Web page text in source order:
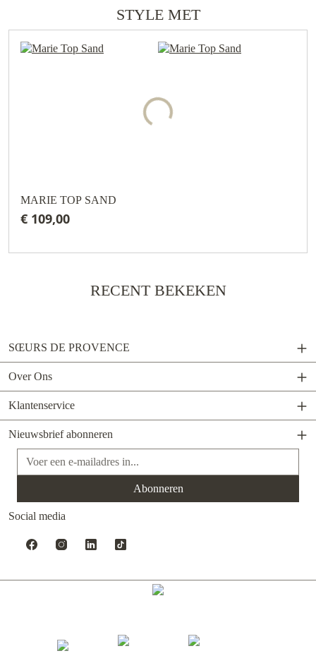
STYLE MET
MARIE TOP SAND
€ 109,00
RECENT BEKEKEN
SŒURS DE PROVENCE
Over Ons
Klantenservice
Nieuwsbrief abonneren
E-mailadres*
Abonneren
Social media